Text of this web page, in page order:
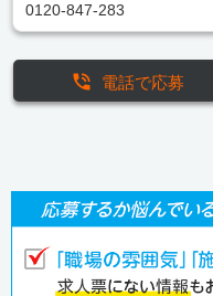
0120-847-283
電話で応募